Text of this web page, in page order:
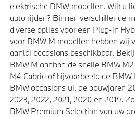
elektrische BMW modellen. Wilt u
auto rijden? Binnen verschillende
diverse opties voor een Plug-in
voor BMW M modellen hebben wij
aantal occasions beschikbaar.
BMW M aanbod de snelle BMW
M4 Cabrio of bijvoorbeeld de BMW
BMW occasions uit de bouwjaren
2023, 2022, 2021, 2020 en 2019.
BMW Premium Selection van uw